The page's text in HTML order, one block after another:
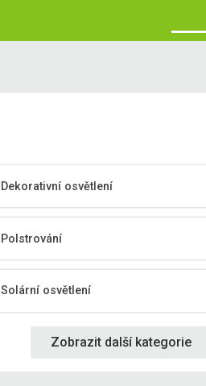
Dekorativní osvětlení
Polstrování
Solární osvětlení
Zobrazit další kategorie